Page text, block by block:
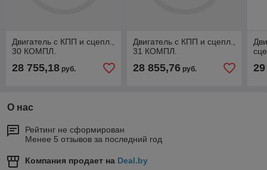
Двигатель с КПП и сцепл.,
30 КОМПЛ.
28 755,18 руб.
Двигатель с КПП и сцепл.,
31 КОМПЛ.
28 855,76руб.
О нас
Рейтинг не сформирован
Менее 5 отзывов за последний год
Компания продает на Deal.by